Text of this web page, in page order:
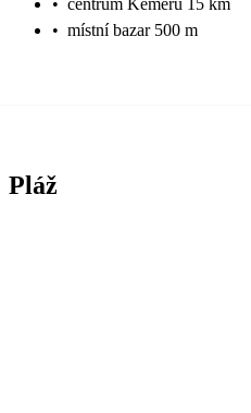
• místní bazar 500 m
Pláž